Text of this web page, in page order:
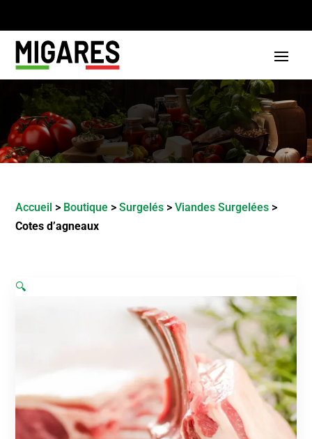
Accueil > Boutique >Surgelés >Viandes Surgelées >
Cotes d’agneaux
🔍